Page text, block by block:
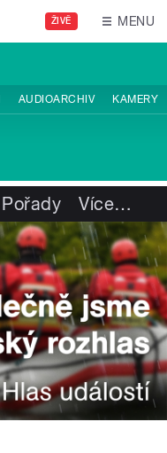
ŽIVĚ MENU
AUDIOARCHIV KAMERY
Pořady Více…